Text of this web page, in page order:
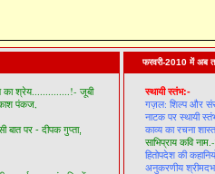
का श्रेय..............!- जूबी
पंकज,
बात पर - दीपक गुप्ता,
फरवरी-2010 में अब
स्थायी स्तंभ:-
गज़ल: शिल्प और
नाटक पर स्थायी
काव्य का रचना
साभिप्राय कवि
हितोपदेश की
अनुकरणीय